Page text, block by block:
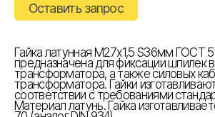
Оставить запрос
Гайка латунная М27х1,5 S36мм ГОСТ
предназначена для фиксации шпилек
трансформатора, а также силовых
трансформатора. Гайки
соответствии с требованиями
Материал латунь. Гайка